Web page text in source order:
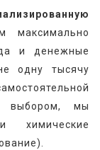
и денежные
одну тысячу
выбором, мы
химические